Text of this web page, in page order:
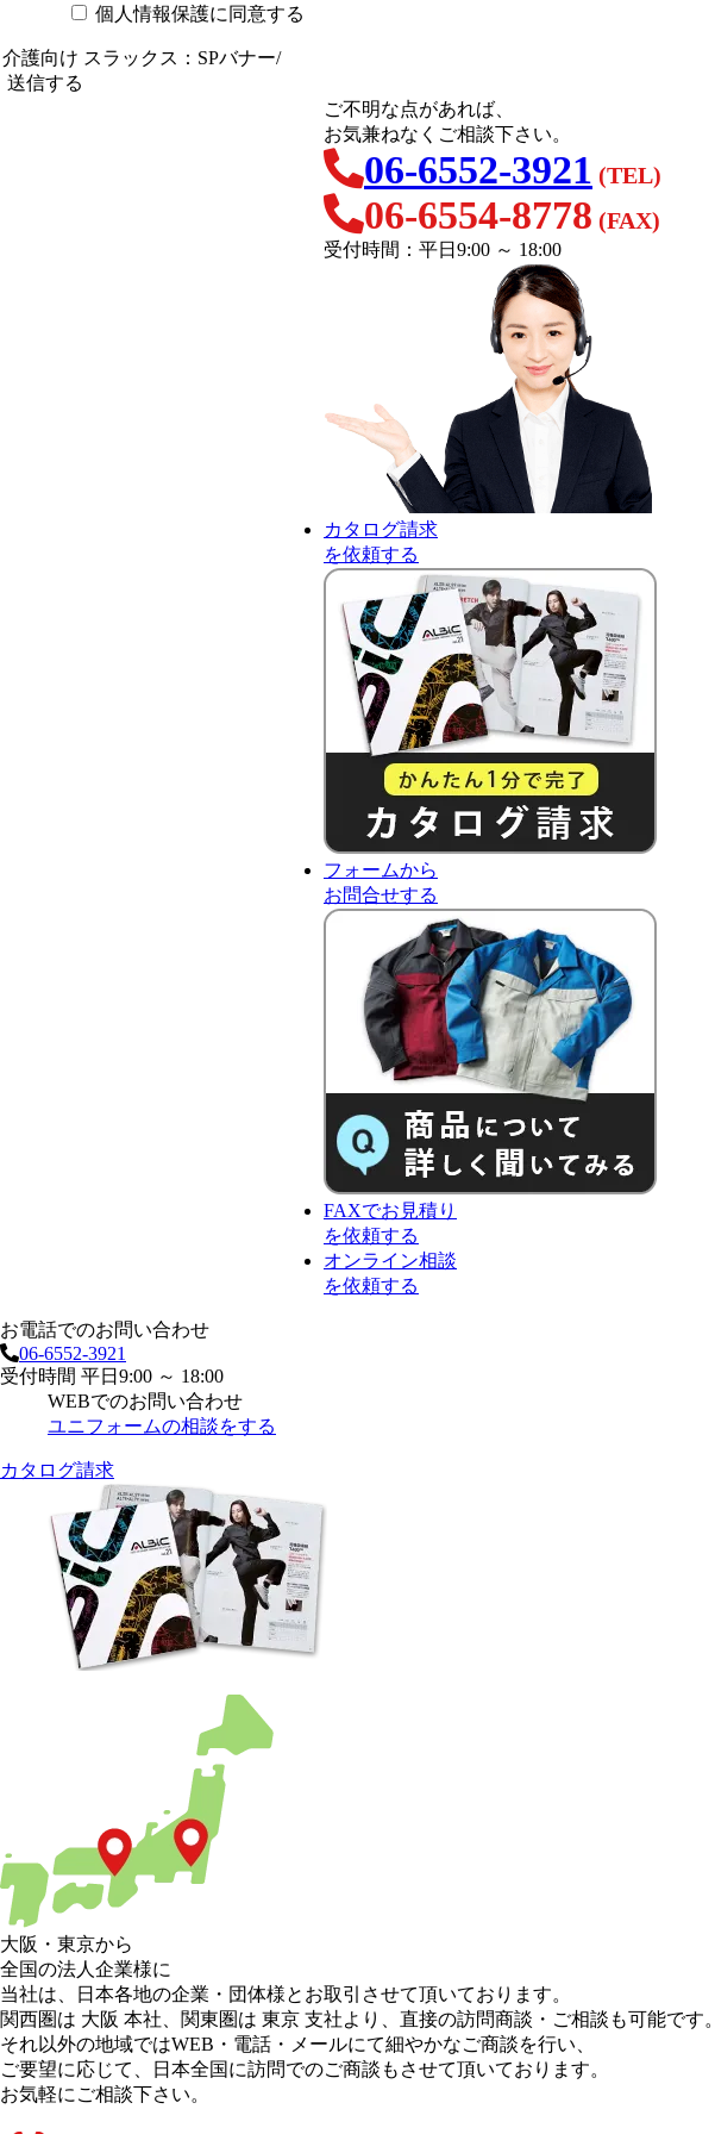
個人情報保護に同意する
ご不明な点があれば、
お気兼ねなくご相談下さい。
06-6552-3921 (TEL)
06-6554-8778 (FAX)
受付時間：平日9:00 ～ 18:00
カタログ請求
を依頼する
フォームから
お問合せする
FAXでお見積り
を依頼する
オンライン相談
を依頼する
お電話でのお問い合わせ
06-6552-3921
受付時間 平日9:00 ～ 18:00
WEBでのお問い合わせ
ユニフォームの相談をする
カタログ請求
大阪 ・ 東京から
全国の法人企業様に
当社は、日本各地の企業・団体様とお取引させて頂いております。
関西圏は 大阪 本社
関東圏は 東京 支社より、直接の訪問商談・ご相談も可能です。
それ以外の地域ではWEB・電話・メールにて細やかなご商談を行い、
ご要望に応じて、日本全国に訪問でのご商談もさせて頂いております。
お気軽にご相談下さい。